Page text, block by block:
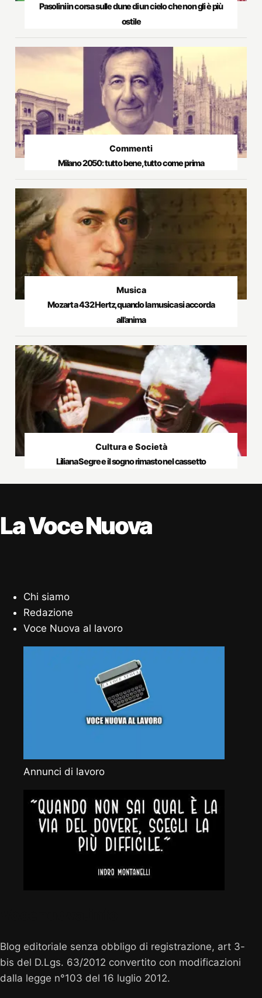
Pasolini in corsa sulle dune di un cielo che non gli è più
ostile
Commenti
Milano 2050: tutto bene, tutto come prima
Musica
Mozart a 432 Hertz, quando la musica si accorda
all’anima
Cultura e Società
Liliana Segre e il sogno rimasto nel cassetto
La Voce Nuova
Chi siamo
Redazione
Voce Nuova al lavoro
Annunci di lavoro
Blog editoriale senza obbligo di registrazione, art 3-
bis del D.Lgs. 63/2012 convertito con modificazioni
dalla legge n°103 del 16 luglio 2012.